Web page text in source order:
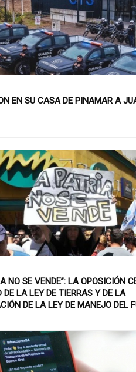
EN SU CASA DE PINAMAR A
NO SE VENDE”: LA OPOSICIÓN
DE LA LEY DE TIERRAS Y DE LA
DE LA LEY DE MANEJO DEL